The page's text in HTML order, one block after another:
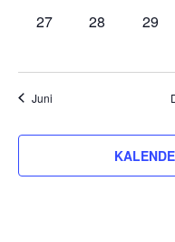
0
27
0
28
0
29
Juni